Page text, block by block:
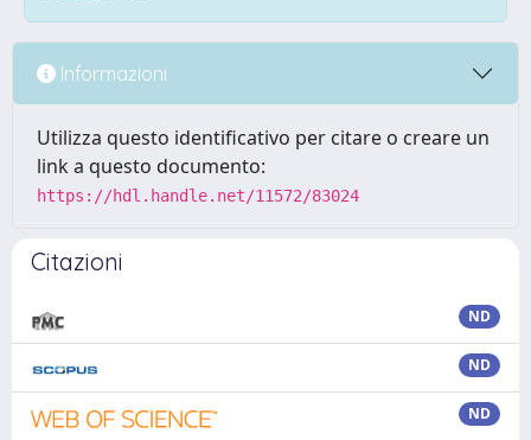
Informazioni
Utilizza questo identificativo per citare o creare un
link a questo documento:
https://hdl.handle.net/11572/83024
Citazioni
ND
ND
ND